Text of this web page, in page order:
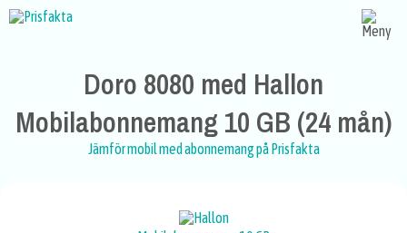
Doro 8080 med Hallon
Mobilabonnemang 10 GB (24 mån)
Jämför mobil med abonnemang på Prisfakta